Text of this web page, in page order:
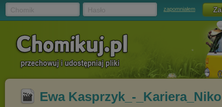
zapomniałem
Ewa Kasprzyk_-